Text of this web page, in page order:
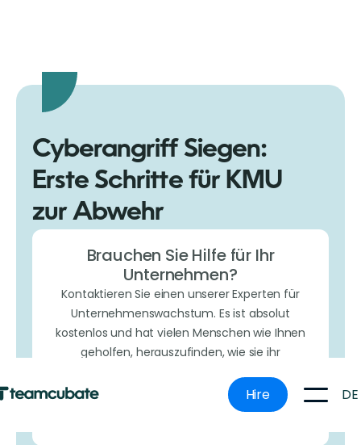
Cyberangriff Siegen:
Erste Schritte für KMU
zur Abwehr
Brauchen Sie Hilfe für Ihr
Unternehmen?
Kontaktieren Sie einen unserer Experten für
Unternehmenswachstum. Es ist absolut
kostenlos und hat vielen Menschen wie Ihnen
geholfen, herauszufinden, wie sie ihr
teure Fehler zu machen.
Hier Ihren Termin vereinbaren
Hire DE